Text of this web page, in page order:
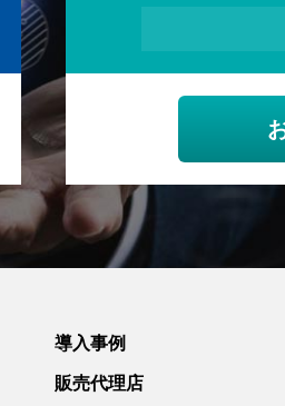
導入事例
販売代理店